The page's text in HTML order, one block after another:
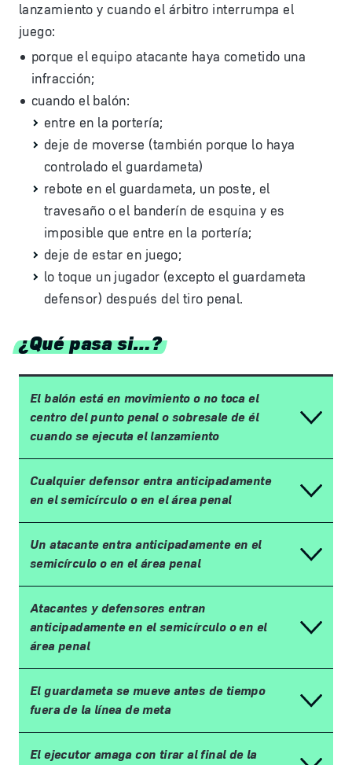
lanzamiento y cuando el árbitro interrumpa el
juego:
porque el equipo atacante haya cometido una
infracción;
cuando el balón:
entre en la portería;
deje de moverse (también porque lo haya
controlado el guardameta)
rebote en el guardameta, un poste, el
travesaño o el banderín de esquina y es
imposible que entre en la portería;
deje de estar en juego;
lo toque un jugador (excepto el guardameta
defensor) después del tiro penal.
¿Qué pasa si…?
El balón estáen movimiento o no toca el
centro del punto penal o sobresale deél
cuando se ejecuta el lanzamiento
Cualquier defensor entra anticipadamente
en el semicírculo o en elárea penal
Un atacante entra anticipadamente en el
semicírculo o en el área penal
Atacantes y defensores entran
anticipadamente en el semicírculo o en el
área penal
El guardameta se mueve antes de tiempo
fuera de la línea de meta
El ejecutor amaga con tirar al final de la